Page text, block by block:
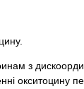
з
окситоцину